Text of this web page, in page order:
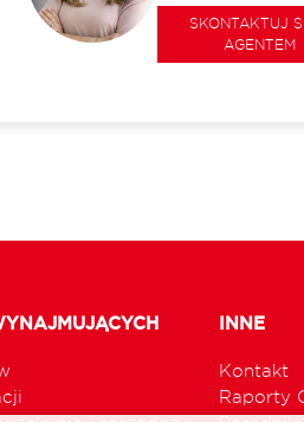
SKONTAKTUJ
AGENTEM
INNE
Kontakt
Raporty